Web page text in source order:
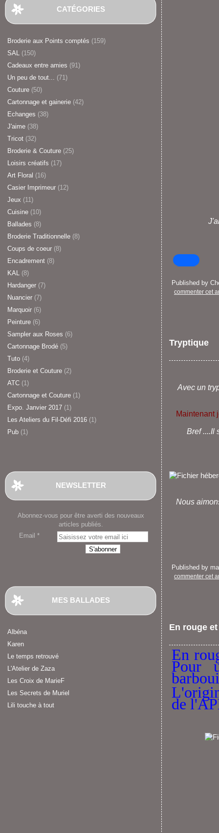
CATÉGORIES
Broderie aux Points comptés (159)
SAL (150)
Cadeaux entre amies (91)
Un peu de tout... (71)
Couture (50)
Cartonnage et gainerie (42)
Echanges (38)
J'aime (38)
Tricot (32)
Broderie & Couture (25)
Loisirs créatifs (17)
Art Floral (16)
Casier Imprimeur (12)
Jeux (11)
Cuisine (10)
Ballades (8)
Broderie Traditionnelle (8)
Coups de coeur (8)
Encadrement (8)
KAL (8)
Hardanger (7)
Nuancier (7)
Marquoir (6)
Peinture (6)
Sampler aux Roses (6)
Cartonnage Brodé (5)
Tuto (4)
Broderie et Couture (2)
ATC (1)
Cartonnage et Couture (1)
Expo. Janvier 2017 (1)
Les Ateliers du Fil-Défi 2016 (1)
Pub (1)
NEWSLETTER
Abonnez-vous pour être averti des nouveaux
articles publiés.
Email
MES BALLADES
Albéna
Karen
Le temps retrouvé
L'Atelier de Zaza
Les Croix de MarieF
Les Secrets de Muriel
Lili touche à tout
Published by
commenter cet
Tryptique
Avec un
Maintenant
Bref ....Il
Nous
Published by
commenter cet
En rouge
En
Pour
de